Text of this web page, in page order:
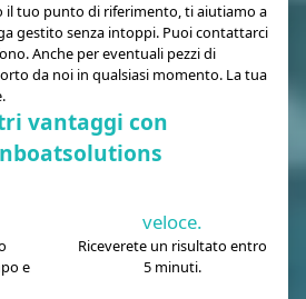
il tuo punto di riferimento, ti aiutiamo a
gestito senza intoppi. Puoi contattarci
Anche per eventuali pezzi di
da noi in qualsiasi momento. La tua
vantaggi con
e
veloce.
Riceverete un risultato entro
5 minuti.